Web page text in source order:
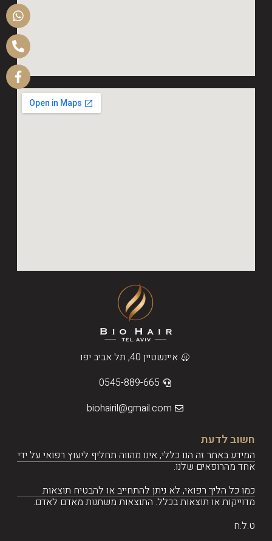
איינשטיין 40, תל אביב יפו
0545-889-665
biohairil@gmail.com
חשוב לדעת
המידע באתר זה הנו כללי, אינו מהווה תחליף ליעוץ רפואי על ידי
אחד מהרופאים שלנו.
כמו כל הליך רפואי, לא ניתן להתחייב או להבטיח תוצאות
מדוייקות או תוצאות בכלל. התוצאות משתנות מאדם לאדם.
ט.ל.ח